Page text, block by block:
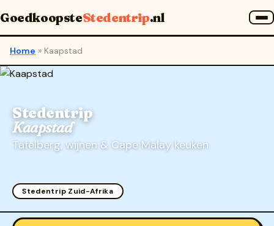
GoedkoopsteStedentrip.nl
Home » Kaapstad
Stedentrip Zuid-Afrika
Stedentrip
Kaapstad
Tafelberg, wijnen & Cape Malay keuken